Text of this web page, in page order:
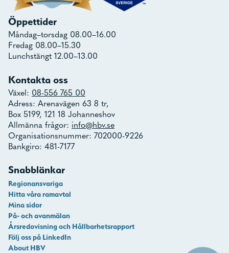
Öppettider
Måndag–torsdag 08.00–16.00
Fredag 08.00–15.30
Lunchstängt 12.00–13.00
Kontakta oss
Växel: 08-556 765 00
Adress: Arenavägen 63 8 tr,
Box 5199, 121 18 Johanneshov
Allmänna frågor: info@hbv.se
Organisationsnummer: 702000-9226
Bankgiro: 481-7177
Snabblänkar
Regionansvariga
Hitta våra ramavtal
Mina sidor
På- och avanmälan
Årsredovisning och Hållbarhetsrapport
Följ oss på LinkedIn
About HBV